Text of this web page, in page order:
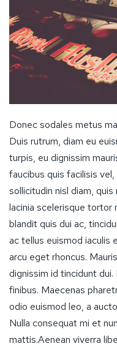
Donec sodales metus
Duis rutrum, diam eu
turpis, eu dignissim
faucibus quis facilisis
sollicitudin nisl diam,
lacinia scelerisque tortor
blandit quis dui ac,
ac tellus euismod iaculis
arcu eget rhoncus.
dignissim id tincidunt
finibus. Maecenas
odio euismod leo, a
Nulla consequat mi et
mattis.Aenean viverra